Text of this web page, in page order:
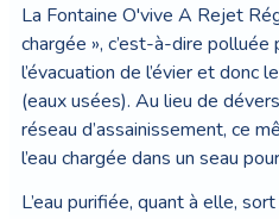
La Fontaine O'vive A Rejet
chargée », c’est-à-dire
l’évacuation de l’évier et donc
(eaux usées). Au lieu de
réseau d’assainissement, ce
l’eau chargée dans un seau
L’eau purifiée, quant à elle,